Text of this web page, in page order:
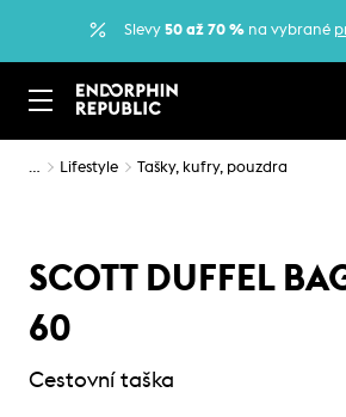
Slevy 50 až 70 % na vybrané
… Lifestyle Tašky, kufry, pouzdra
SCOTT DUFFEL
60
Cestovní taška